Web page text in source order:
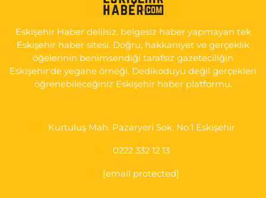
GÜLTEPE MAH. HALK CAD. NO:107 C
0 (222) 250 40 50 Yol Tarifi Al
Bizim Eczanesi
EMEK MAH. ERTAŞ CAD.NO:12 A Küçük Sanayi girişi Tarım Kredi
Koop. Market yanı
Eskişehir Haber delilsiz, belgesiz haber yapmayan tek
Eskişehir haber sitesi. Doğru, hakkaniyet ve gerçeklik
öğelerinin benimsendiği tarafsız gazeteciliğin
Eskişehir'de yegane örneği. Dedikoduyu değil gerçekleri
öğrenebileceğiniz Eskişehir haber platformu.
Kurtuluş Mah. Pazaryeri Sok. No:1 Eskişehir
0222 332 12 13
[email protected]